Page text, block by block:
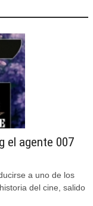
el agente 007
a uno de los
del cine, salido